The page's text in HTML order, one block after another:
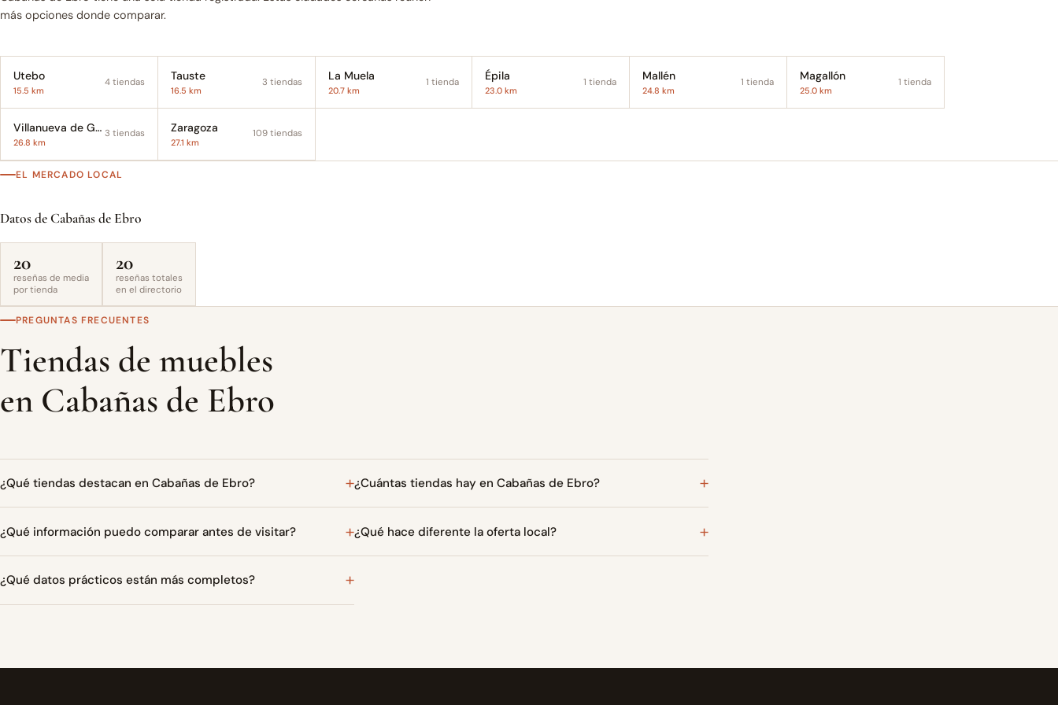
más opciones donde comparar.
Utebo
15.5 km
4 tiendas Tauste
16.5 km
3 tiendas La Muela
20.7 km
1 tienda Épila
23.0 km
1 tienda Mallén
24.8 km
1 tienda Magallón
25.0 km
1 tienda
Villanueva de Gállego
26.8 km
3 tiendas Zaragoza
27.1 km
109 tiendas
EL MERCADO LOCAL
Datos de Cabañas de Ebro
20
reseñas de media
por tienda
20
reseñas totales
en el directorio
PREGUNTAS FRECUENTES
Tiendas de muebles
en Cabañas de Ebro
¿Qué tiendas destacan en Cabañas de Ebro? ¿Cuántas tiendas hay en Cabañas de Ebro?
¿Qué información puedo comparar antes de visitar? ¿Qué hace diferente la oferta local?
¿Qué datos prácticos están más completos?